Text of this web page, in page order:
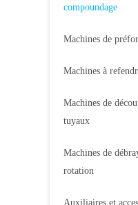
compoundage
Machines de
Machines à
Machines de
tuyaux
Machines de
rotation
Auxiliaires et